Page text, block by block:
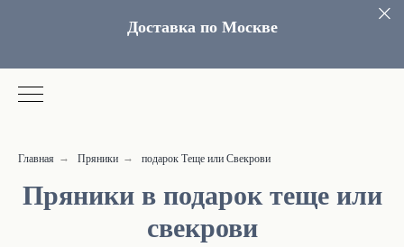
Доставка по Москве
Главная → Пряники → подарок Теще или Свекрови
Пряники в подарок теще или
свекрови